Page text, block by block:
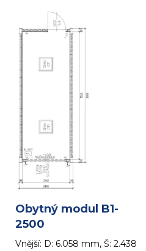
Obytný modul B1-
2500
Vnější: D: 6.058 mm, Š: 2.438